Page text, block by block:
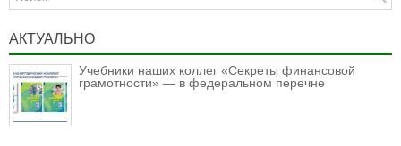
АКТУАЛЬНО
Учебники наших коллег «Секреты финансовой
грамотности» — в федеральном перечне